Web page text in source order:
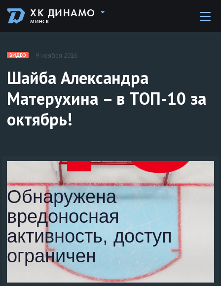
ХК ДИНАМО
МИНСК
ВИДЕО 9 ноября 2016
Шайба Александра
Матерухина – в ТОП-10 за
октябрь!